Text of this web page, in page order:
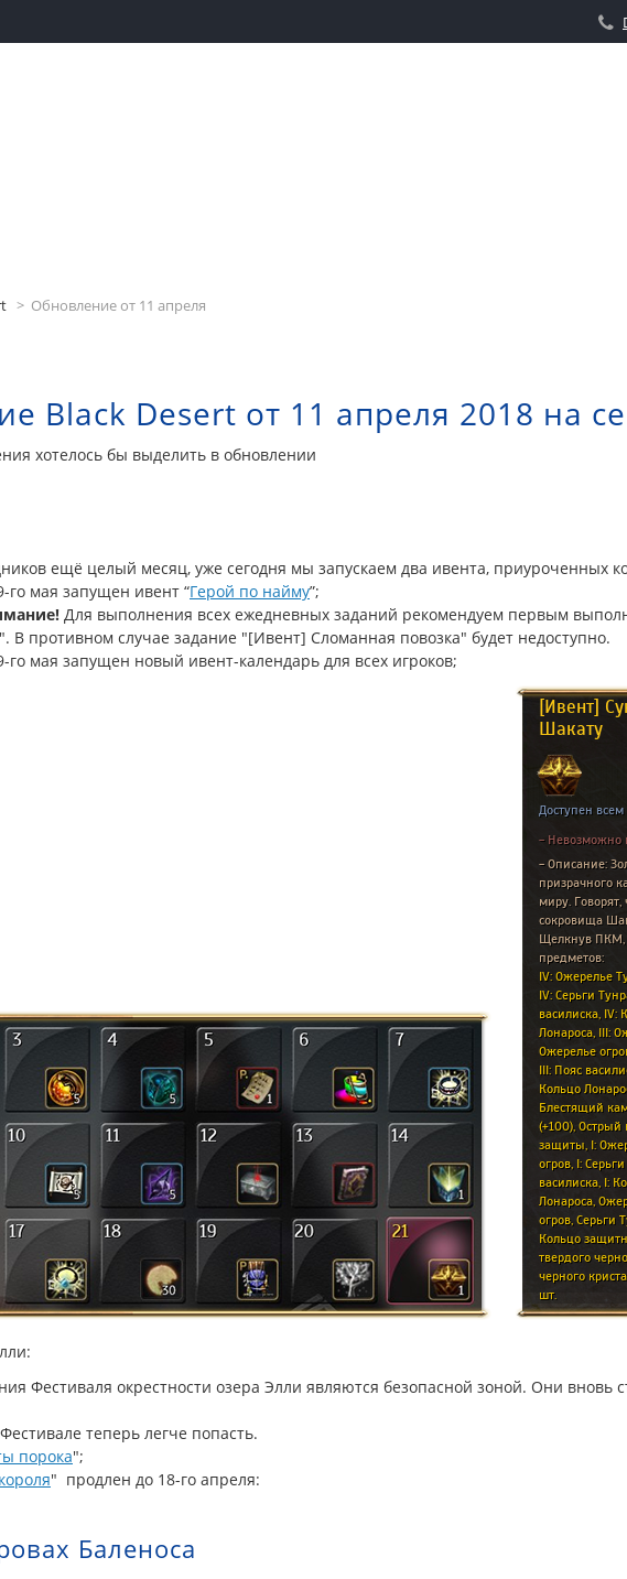
Обновление от 11 апреля
Black Desert от 11 апреля 2018 на
хотелось бы выделить в обновлении
ещё целый месяц, уже сегодня мы запускаем два ивента, приуроченных
го мая запущен ивент “Герой по найму”;
Для выполнения всех ежедневных заданий рекомендуем первым
В противном случае задание "[Ивент] Сломанная повозка" будет недоступно.
го мая запущен новый ивент-календарь для всех игроков;
Фестиваля окрестности озера Элли являются безопасной зоной. Они вновь
теперь легче попасть.
порока";
" продлен до 18-го апреля:
Баленоса